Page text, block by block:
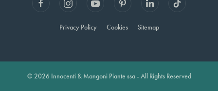
Privacy Policy Cookies Sitemap
© 2026 Innocenti & Mangoni Piante ssa - All Rights Reserved